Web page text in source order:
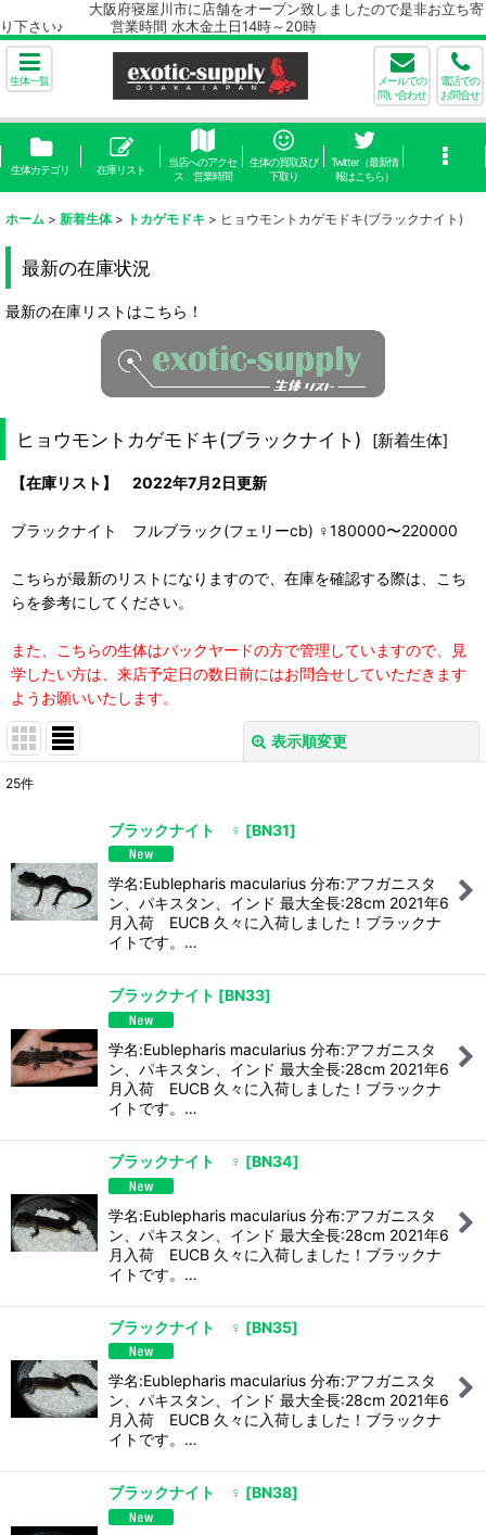
大阪府寝屋川市に店舗をオープン致しましたので是非お立ち寄
り下さい♪ 営業時間 水木金土日14時～20時
生体一覧
メールでの
問い合わせ
電話での
お問合せ
生体カテゴリ 在庫リスト
当店へのアクセ
ス 営業時間
生体の買取及び
下取り
Twitter（最新情
報はこちら）
ホーム > 新着生体 > トカゲモドキ > ヒョウモントカゲモドキ(ブラックナイト)
最新の在庫状況
最新の在庫リストはこちら！
ヒョウモントカゲモドキ(ブラックナイト) [新着生体]
【在庫リスト】 2022年7月2日更新
ブラックナイト フルブラック(フェリーcb) ♀180000〜220000
こちらが最新のリストになりますので、在庫を確認する際は、こち
らを参考にしてください。
また、こちらの生体はバックヤードの方で管理していますので、見
学したい方は、来店予定日の数日前にはお問合せしていただきます
ようお願いいたします。
表示順変更
並び順:
絞り込む
25件
ブラックナイト ♀ [BN31]
学名:Eublepharis macularius 分布:アフガニスタ
ン、パキスタン、インド 最大全長:28cm 2021年6
月入荷 EUCB 久々に入荷しました！ブラックナ
イトです。…
ブラックナイト [BN33]
学名:Eublepharis macularius 分布:アフガニスタ
ン、パキスタン、インド 最大全長:28cm 2021年6
月入荷 EUCB 久々に入荷しました！ブラックナ
イトです。…
ブラックナイト ♀ [BN34]
学名:Eublepharis macularius 分布:アフガニスタ
ン、パキスタン、インド 最大全長:28cm 2021年6
月入荷 EUCB 久々に入荷しました！ブラックナ
イトです。…
ブラックナイト ♀ [BN35]
学名:Eublepharis macularius 分布:アフガニスタ
ン、パキスタン、インド 最大全長:28cm 2021年6
月入荷 EUCB 久々に入荷しました！ブラックナ
イトです。…
ブラックナイト ♀ [BN38]